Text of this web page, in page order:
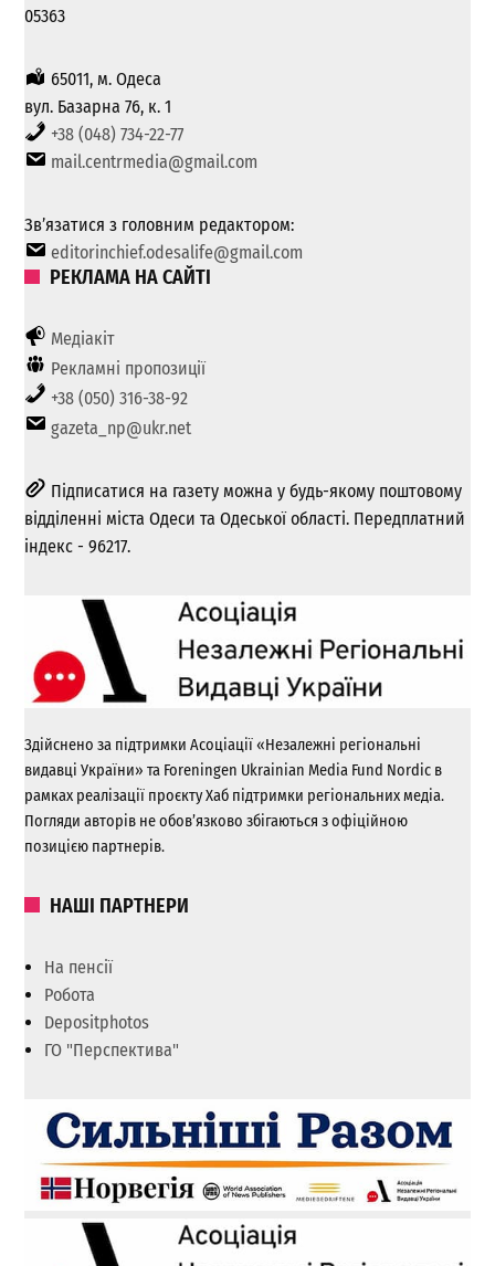
05363
65011, м. Одеса
вул. Базарна 76, к. 1
+38 (048) 734-22-77
mail.centrmedia@gmail.com
Зв’язатися з головним редактором:
editorinchief.odesalife@gmail.com
РЕКЛАМА НА САЙТІ
Медіакіт
Рекламні пропозиції
+38 (050) 316-38-92
gazeta_np@ukr.net
Підписатися на газету можна у будь-якому поштовому
відділенні міста Одеси та Одеської області. Передплатний
індекс - 96217.
Здійснено за підтримки Асоціації «Незалежні регіональні
видавці України» та Foreningen Ukrainian Media Fund Nordic в
рамках реалізації проєкту Хаб підтримки регіональних медіа.
Погляди авторів не обов’язково збігаються з офіційною
позицією партнерів.
НАШІ ПАРТНЕРИ
На пенсії
Робота
Depositphotos
ГО "Перспектива"